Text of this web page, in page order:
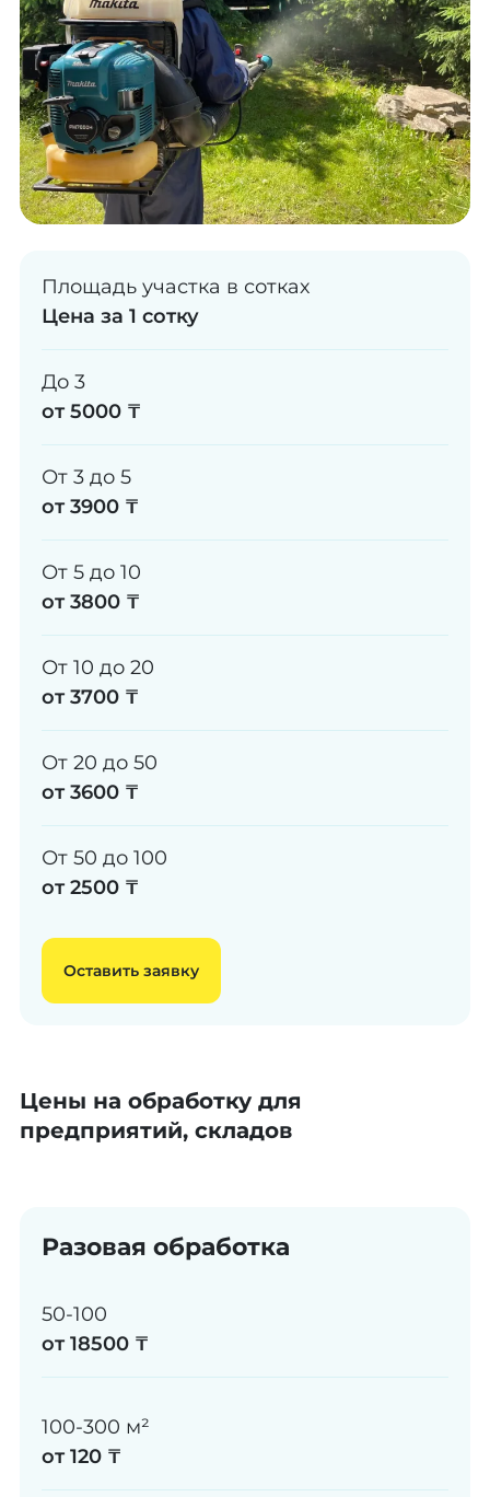
Площадь участка в сотках
Цена за 1 сотку
До 3
от 5000 ₸
От 3 до 5
от 3900 ₸
От 5 до 10
от 3800 ₸
От 10 до 20
от 3700 ₸
От 20 до 50
от 3600 ₸
От 50 до 100
от 2500 ₸
Оставить заявку
Цены на обработку для
предприятий, складов
Разовая обработка
50-100
от 18500 ₸
100-300 м²
от 120 ₸